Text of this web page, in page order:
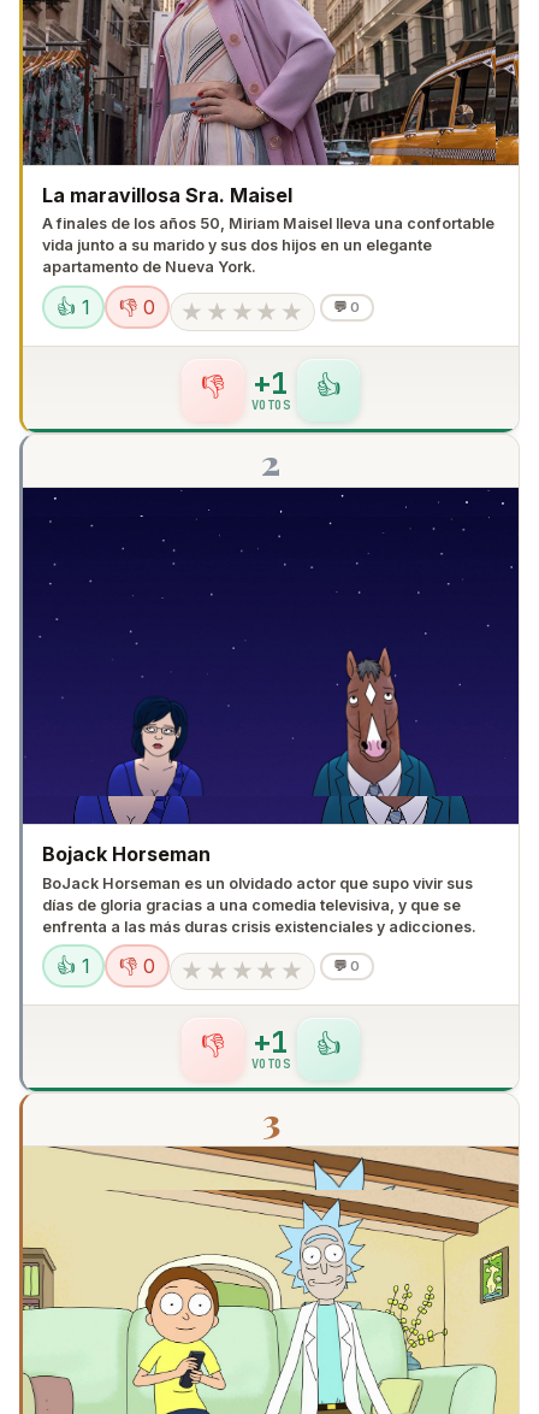
La maravillosa Sra. Maisel
A finales de los años 50, Miriam Maisel lleva una confortable
vida junto a su marido y sus dos hijos en un elegante
apartamento de Nueva York.
👍 1 👎 0 ★ ★ ★ ★ ★ 💬 0
👍
+1
VOTOS
👎
2
Bojack Horseman
BoJack Horseman es un olvidado actor que supo vivir sus
días de gloria gracias a una comedia televisiva, y que se
enfrenta a las más duras crisis existenciales y adicciones.
👍 1 👎 0 ★ ★ ★ ★ ★ 💬 0
👍
+1
VOTOS
👎
3